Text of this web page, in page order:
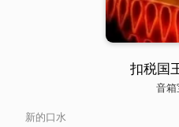
扣税国
音箱
新的口水